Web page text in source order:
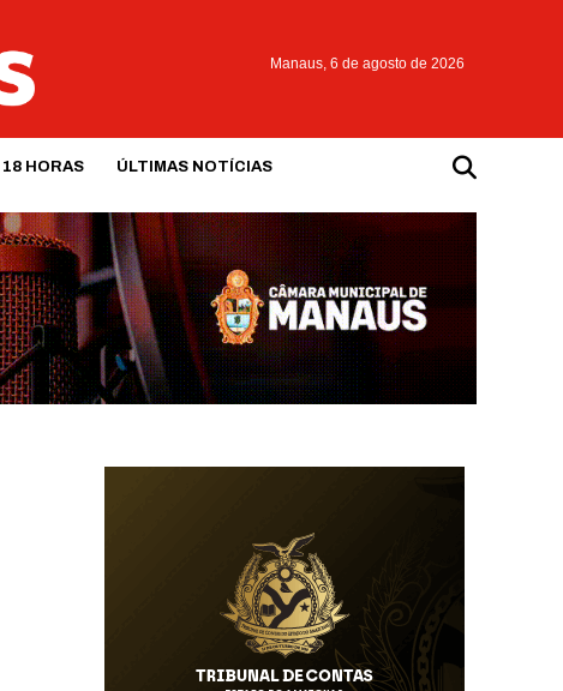
Manaus, 6 de agosto de 2026
18 HORAS ÚLTIMAS NOTÍCIAS